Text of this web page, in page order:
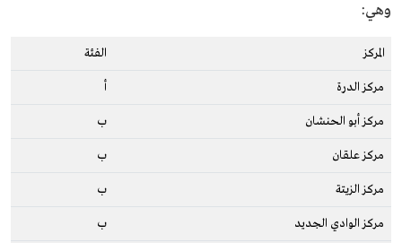
وهي:
المركز الفئة
مركز الدرة أ
مركز أبو الحنشان ب
مركز علقان ب
مركز الزيتة ب
مركز الوادي الجديد ب